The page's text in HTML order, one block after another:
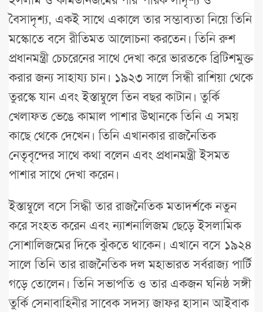
বৈসাদৃশ্য, একই সাথে একালে তার সম্ভাব্যতা নিয়ে তিনি
মস্কোতে বসে রীতিমত আলোচনা করতেন। তিনি রুশ
প্রধানমন্ত্রী চেচরেনের সাথে দেখা করে ভারতকে ব্রিটিশমুক্ত
করার জন্য সাহায্য চান। ১৯২৩ সালে সিন্ধী রাশিয়া থেকে
তুরস্কে যান এবং ইস্তাম্বুলে তিন বছর কাটান। তুর্কি
খেলাফত ভেঙে কামাল পাশার উত্থানকে তিনি এ সময়
কাছে থেকে দেখেন। তিনি এখানকার রাজনৈতিক
নেতৃবৃন্দের সাথে কথা বলেন এবং প্রধানমন্ত্রী ইসমত
পাশার সাথে দেখা করেন।
ইস্তাম্বুলে বসে সিদ্ধী তার রাজনৈতিক মতাদর্শকে নতুন
করে সংহত করেন এবং ন্যাশনালিজম ছেড়ে ইসলামিক
সোশালিজমের দিকে ঝুঁকতে থাকেন। এখানে বসে ১৯২৪
সালে তিনি তার রাজনৈতিক দল মহাভারত সর্বরাজ্য পার্টি
গড়ে তোলেন। তিনি সভাপতি ও তার একজন ঘনিষ্ঠ সঙ্গী
তুর্কি সেনাবাহিনীর সাবেক সদস্য জাফর হাসান আইবাক